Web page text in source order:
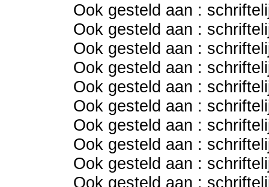
Ook gesteld aan :
Ook gesteld aan :
Ook gesteld aan :
Ook gesteld aan :
Ook gesteld aan :
Ook gesteld aan :
Ook gesteld aan :
Ook gesteld aan :
Ook gesteld aan :
Ook gesteld aan :